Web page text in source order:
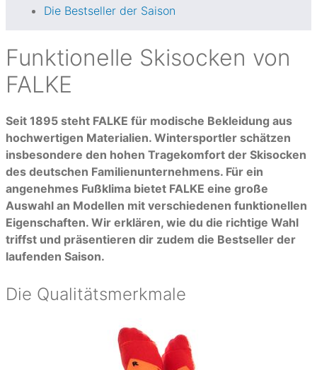
Die Bestseller der Saison
Funktionelle Skisocken von
FALKE
Seit 1895 steht FALKE für modische Bekleidung aus
hochwertigen Materialien. Wintersportler schätzen
insbesondere den hohen Tragekomfort der Skisocken
des deutschen Familienunternehmens. Für ein
angenehmes Fußklima bietet FALKE eine große
Auswahl an Modellen mit verschiedenen funktionellen
Eigenschaften. Wir erklären, wie du die richtige Wahl
triffst und präsentieren dir zudem die Bestseller der
laufenden Saison.
Die Qualitätsmerkmale